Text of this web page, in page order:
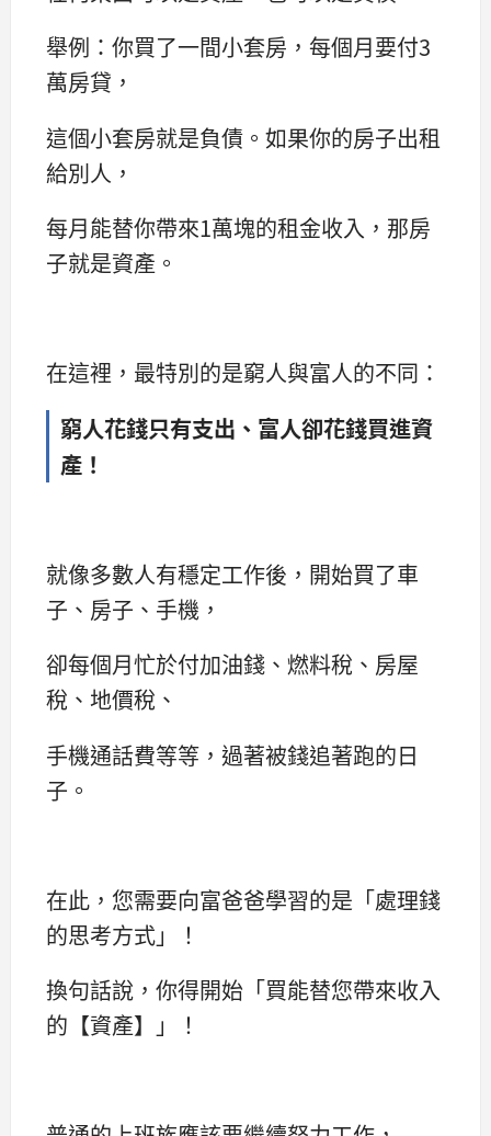
舉例：你買了一間小套房，每個月要付3
萬房貸，
這個小套房就是負債。如果你的房子出租
給別人，
每月能替你帶來1萬塊的租金收入，那房
子就是資產。
在這裡，最特別的是窮人與富人的不同：
窮人花錢只有支出、富人卻花錢買進資
產！
就像多數人有穩定工作後，開始買了車
子、房子、手機，
卻每個月忙於付加油錢、燃料稅、房屋
稅、地價稅、
手機通話費等等，過著被錢追著跑的日
子。
在此，您需要向富爸爸學習的是「處理錢
的思考方式」！
換句話說，你得開始「買能替您帶來收入
的【資產】」！